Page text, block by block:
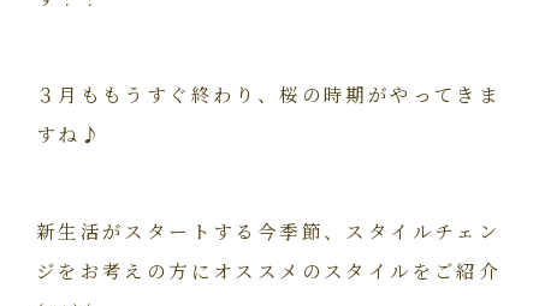
３月ももうすぐ終わり、桜の時期がやってきま
すね♪
新生活がスタートする今季節、スタイルチェン
ジをお考えの方にオススメのスタイルをご紹介